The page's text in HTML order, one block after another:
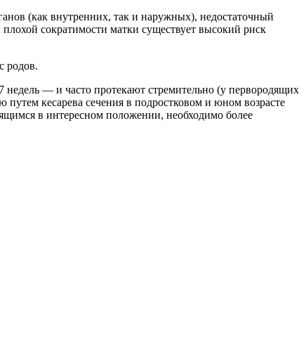
(как внутренних, так и наружных), недостаточный
сократимости матки существует высокий риск
родов.
— и часто протекают стремительно (у первородящих
кесарева сечения в подростковом и юном возрасте
в интересном положении, необходимо более